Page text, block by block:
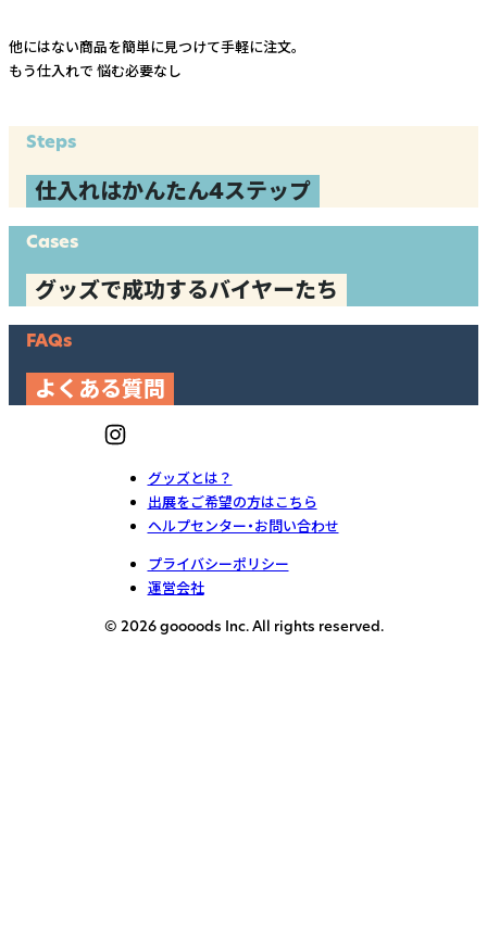
他にはない商品を簡単に見つけて手軽に注文。
もう仕入れで 悩む必要なし
Steps
仕入れはかんたん4ステップ
Cases
グッズで成功するバイヤーたち
FAQs
よくある質問
グッズとは？
出展をご希望の方はこちら
ヘルプセンター・お問い合わせ
プライバシーポリシー
運営会社
© 2026 goooods Inc. All rights reserved.